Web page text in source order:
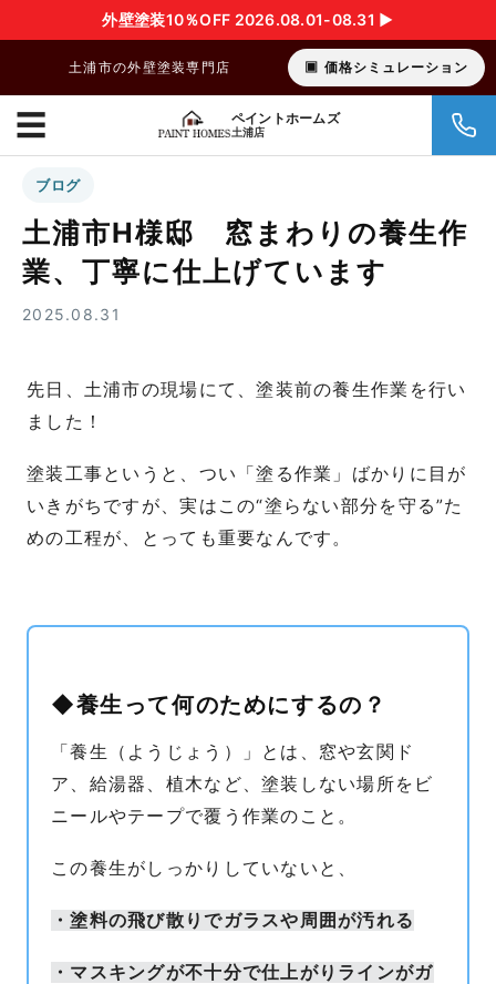
外壁塗装10％OFF 2026.08.01-08.31 ▶︎
土浦市の外壁塗装専門店 価格シミュレーション
ペイントホームズ
土浦店
☰
ブログ
土浦市H様邸 窓まわりの養生作
業、丁寧に仕上げています
2025.08.31
先日、土浦市の現場にて、塗装前の養生作業を行い
ました！
塗装工事というと、つい「塗る作業」ばかりに目が
いきがちですが、実はこの“塗らない部分を守る”た
めの工程が、とっても重要なんです。
◆養生って何のためにするの？
「養生（ようじょう）」とは、窓や玄関ド
ア、給湯器、植木など、塗装しない場所をビ
ニールやテープで覆う作業のこと。
この養生がしっかりしていないと、
・塗料の飛び散りでガラスや周囲が汚れる
・マスキングが不十分で仕上がりラインがガ